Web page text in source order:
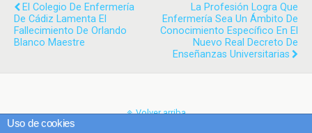
El Colegio De Enfermería
De Cádiz Lamenta El
Fallecimiento De Orlando
Blanco Maestre
La Profesión Logra Que
Enfermería Sea Un Ámbito De
Conocimiento Específico En El
Nuevo Real Decreto De
Enseñanzas Universitarias
Volver arriba
Uso de cookies